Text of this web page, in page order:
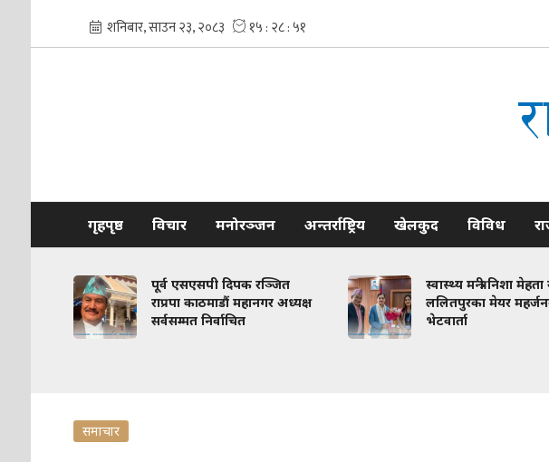
गृहपृष्ठ विचार मनोरञ्जन अन्तर्राष्ट्रिय खेलकुद विविध
पूर्व एसएसपी दिपक रञ्जित
राप्रपा काठमाडौं महानगर अध्यक्ष
सर्वसम्मत निर्वाचित
स्वास्थ्य मन्त्री निशा मेहता
ललितपुरका मेयर
भेटवार्ता
समाचार